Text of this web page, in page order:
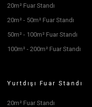
20m² Fuar Standı
20m² - 50m² Fuar Standı
50m² - 100m² Fuar Standı
100m² - 200m² Fuar Standı
Yurtdışı Fuar Standı
20m² Fuar Standı